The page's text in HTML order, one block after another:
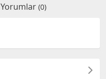
Yorumlar (0)